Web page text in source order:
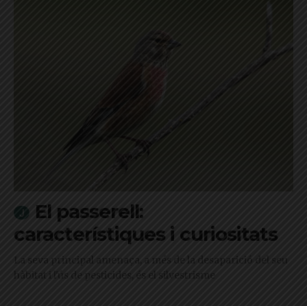
El passerell:
característiques i curiositats
La seva principal amenaça, a més de la desaparició del seu
hàbitat i l'ús de pesticides, és el silvestrisme